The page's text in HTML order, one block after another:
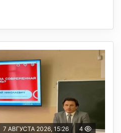
7 АВГУСТА 2026, 15:26 4